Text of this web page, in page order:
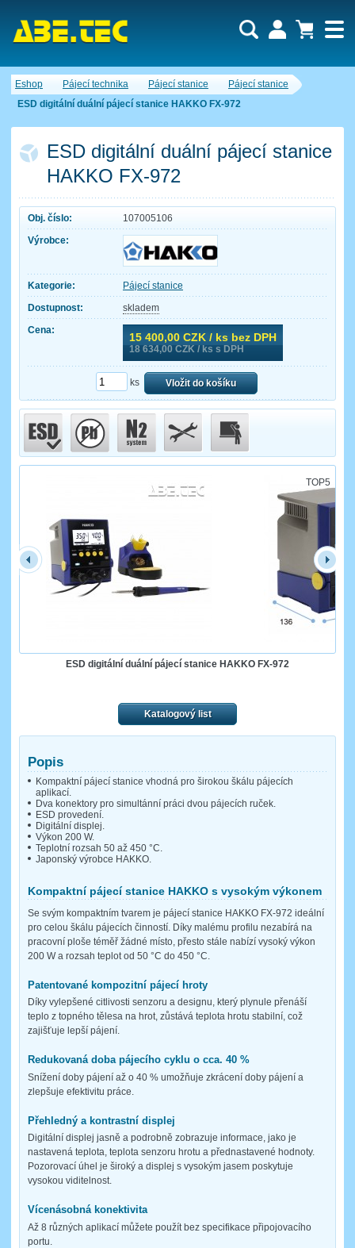
Eshop Pájecí technika Pájecí stanice
Pájecí stanice
ESD digitální duální pájecí stanice HAKKO FX-972
ESD digitální duální pájecí stanice
HAKKO FX-972
Obj. číslo:
107005106
Výrobce:
Kategorie:
Pájecí stanice
Dostupnost:
skladem
Cena:
15 400,00 CZK / ks bez DPH
18 634,00 CZK / ks s DPH
ks Vložit do košíku
TOP5
ESD digitální duální pájecí stanice HAKKO FX-972
Katalogový list
Popis
Kompaktní pájecí stanice vhodná pro širokou škálu pájecích
aplikací.
Dva konektory pro simultánní práci dvou pájecích ruček.
ESD provedení.
Digitální displej.
Výkon 200 W.
Teplotní rozsah 50 až 450 °C.
Japonský výrobce HAKKO.
Kompaktní pájecí stanice HAKKO s vysokým výkonem
Se svým kompaktním tvarem je pájecí stanice HAKKO FX-972 ideální
pro celou škálu pájecích činností. Díky malému profilu nezabírá na
pracovní ploše téměř žádné místo, přesto stále nabízí vysoký výkon
200 W a rozsah teplot od 50 °C do 450 °C.
Patentované kompozitní pájecí hroty
Díky vylepšené citlivosti senzoru a designu, který plynule přenáší
teplo z topného tělesa na hrot, zůstává teplota hrotu stabilní, což
zajišťuje lepší pájení.
Redukovaná doba pájecího cyklu o cca. 40 %
Snížení doby pájení až o 40 % umožňuje zkrácení doby pájení a
zlepšuje efektivitu práce.
Přehledný a kontrastní displej
Digitální displej jasně a podrobně zobrazuje informace, jako je
nastavená teplota, teplota senzoru hrotu a přednastavené hodnoty.
Pozorovací úhel je široký a displej s vysokým jasem poskytuje
vysokou viditelnost.
Vícenásobná konektivita
Až 8 různých aplikací můžete použít bez specifikace připojovacího
portu.
Nákupní košík je momentálně prázdný.
Počet produktů:0
Cena celkem:0,00 CZK
Uživatel:
Heslo:
Zapomenuté heslo Nová registrace